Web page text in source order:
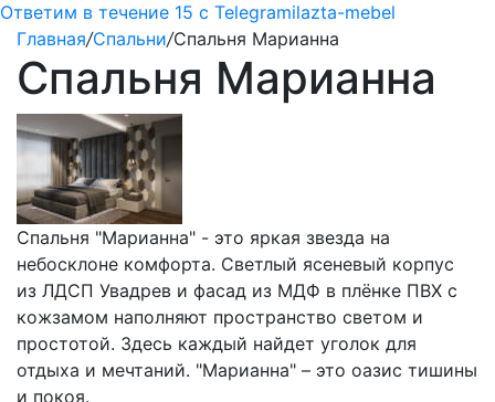
Ответим в течение 15 с Telegramilazta-mebel
Главная/Спальни/Спальня Марианна
Спальня Марианна
Спальня "Марианна" - это яркая звезда на
небосклоне комфорта. Светлый ясеневый корпус
из ЛДСП Увадрев и фасад из МДФ в плёнке ПВХ с
кожзамом наполняют пространство светом и
простотой. Здесь каждый найдет уголок для
отдыха и мечтаний. "Марианна" – это оазис тишины
и покоя.